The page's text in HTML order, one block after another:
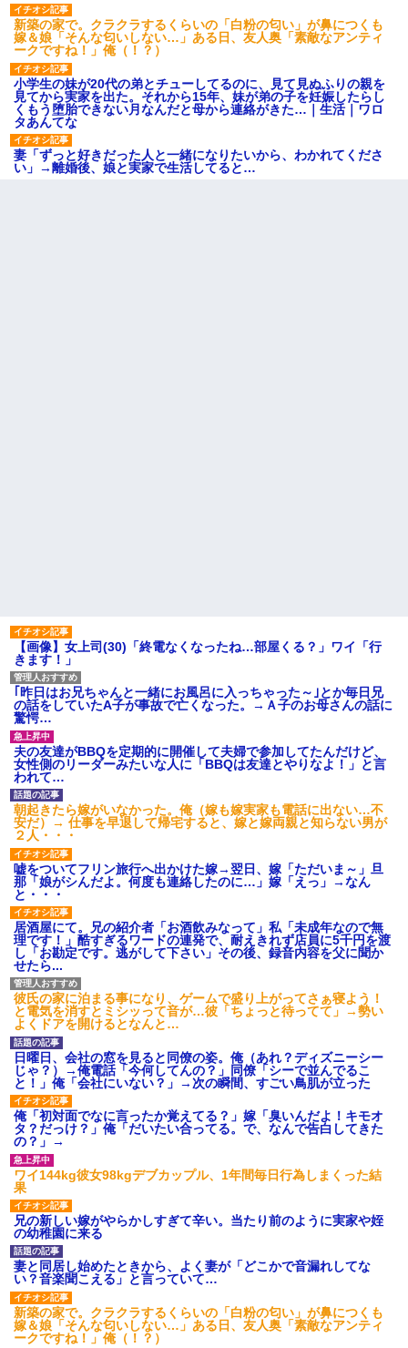
新築の家で。クラクラするくらいの「白粉の匂い」が鼻につくも
嫁＆娘「そんな匂いしない…」ある日、友人奥「素敵なアンティ
ークですね！」俺（！？）
小学生の妹が20代の弟とチューしてるのに、見て見ぬふりの親を
見てから実家を出た。それから15年、妹が弟の子を妊娠したらし
くもう堕胎できない月なんだと母から連絡がきた…｜生活｜ワロ
タあんてな
妻「ずっと好きだった人と一緒になりたいから、わかれてくださ
い」→離婚後、娘と実家で生活してると…
【画像】女上司(30)「終電なくなったね…部屋くる？」ワイ「行
きます！」
｢昨日はお兄ちゃんと一緒にお風呂に入っちゃった～｣とか毎日兄
の話をしていたA子が事故で亡くなった。→Ａ子のお母さんの話に
驚愕…
夫の友達がBBQを定期的に開催して夫婦で参加してたんだけど、
女性側のリーダーみたいな人に「BBQは友達とやりなよ！」と言
われて…
朝起きたら嫁がいなかった。俺（嫁も嫁実家も電話に出ない…不
安だ）→ 仕事を早退して帰宅すると、嫁と嫁両親と知らない男が
２人・・・
嘘をついてフリン旅行へ出かけた嫁→翌日、嫁「ただいま～」旦
那「娘がシんだよ。何度も連絡したのに…」嫁「えっ」→なん
と・・・
居酒屋にて。兄の紹介者「お酒飲みなって」私「未成年なので無
理です！」酷すぎるワードの連発で、耐えきれず店員に5千円を渡
し「お勘定です。逃がして下さい」その後、録音内容を父に聞か
せたら...
彼氏の家に泊まる事になり、ゲームで盛り上がってさぁ寝よう！
と電気を消すとミシッって音が…彼「ちょっと待ってて」→勢い
よくドアを開けるとなんと…
日曜日、会社の窓を見ると同僚の姿。俺（あれ？ディズニーシー
じゃ？）→俺電話「今何してんの？」同僚「シーで並んでるこ
と！」俺「会社にいない？」→次の瞬間、すごい鳥肌が立った
俺「初対面でなに言ったか覚えてる？」嫁「臭いんだよ！キモオ
タ？だっけ？」俺「だいたい合ってる。で、なんで告白してきた
の？」→
ワイ144kg彼女98kgデブカップル、1年間毎日行為しまくった結
果
兄の新しい嫁がやらかしすぎて辛い。当たり前のように実家や姪
の幼稚園に来る
妻と同居し始めたときから、よく妻が「どこかで音漏れしてな
い？音楽聞こえる」と言っていて…
新築の家で。クラクラするくらいの「白粉の匂い」が鼻につくも
嫁＆娘「そんな匂いしない…」ある日、友人奥「素敵なアンティ
ークですね！」俺（！？）